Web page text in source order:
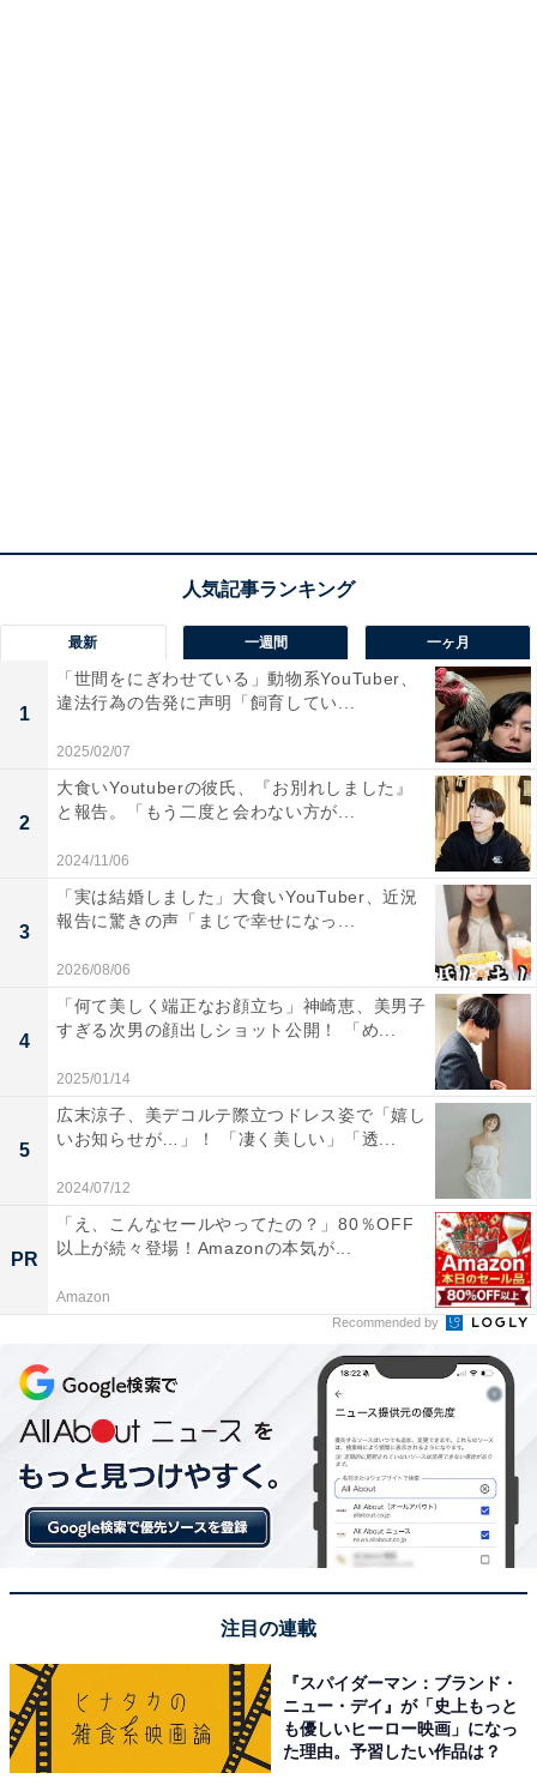
最新 一週間 一ヶ月
1
「世間をにぎわせている」動物系YouTuber、
違法行為の告発に声明「飼育してい...
2025/02/07
2
大食いYoutuberの彼氏、『お別れしました』
と報告。「もう二度と会わない方が...
2024/11/06
3
「実は結婚しました」大食いYouTuber、近況
報告に驚きの声「まじで幸せになっ...
2026/08/06
4
「何て美しく端正なお顔立ち」神崎恵、美男子
すぎる次男の顔出しショット公開！ 「め...
2025/01/14
5
広末涼子、美デコルテ際立つドレス姿で「嬉し
いお知らせが…」！ 「凄く美しい」「透...
2024/07/12
PR
「え、こんなセールやってたの？」80％OFF
以上が続々登場！Amazonの本気が...
Amazon
Recommended by
注目の連載
『スパイダーマン：ブランド・
ニュー・デイ』が「史上もっと
も優しいヒーロー映画」になっ
た理由。予習したい作品は？